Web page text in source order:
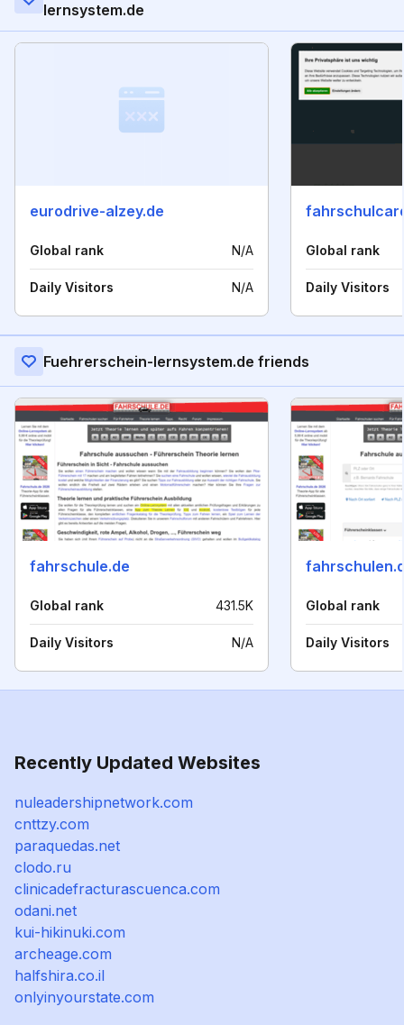
lernsystem.de
eurodrive-alzey.de
Global rank N/A
Daily Visitors N/A
Global rank
Daily Visitors
Fuehrerschein-lernsystem.de friends
fahrschule.de
Global rank 431.5K
Daily Visitors N/A
Global rank
Daily Visitors
Recently Updated Websites
nuleadershipnetwork.com
cnttzy.com
paraquedas.net
clodo.ru
clinicadefracturascuenca.com
odani.net
kui-hikinuki.com
archeage.com
halfshira.co.il
onlyinyourstate.com